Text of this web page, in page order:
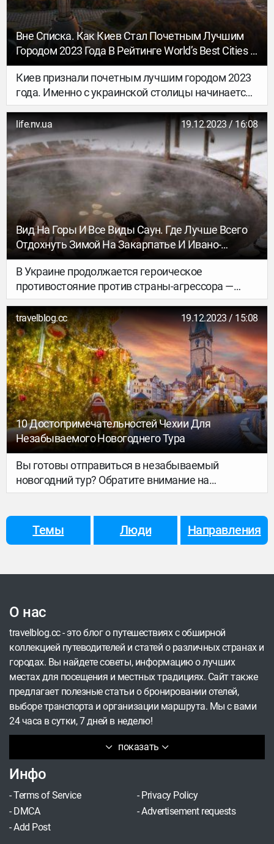
Вне Списка. Как Киев Стал Почетным Лучшим
Городом 2023 Года В Рейтинге World’s Best Cities И
Признан «маяком Мужества И Стойкости»
Киев признали почетным лучшим городом 2023
года. Именно с украинской столицы начинается
ежегодный рейтинг лучших крупных городов
мира World’s Best Cities, составленный
консалтинговым агентством Resonance.
life.nv.ua 19.12.2023 / 16:08
Вид На Горы И Все Виды Саун. Где Лучше Всего
Отдохнуть Зимой На Закарпатье И Ивано-
Франковщине
В Украине продолжается героическое
противостояние против страны-агрессора —
России. Как военным, так и тем, кто держит тыл,
нужен отдых и качественное восстановление.
Рассказываем, как это сделать в самом сердце
Карпат.
travelblog.cc 19.12.2023 / 15:08
10 Достопримечательностей Чехии Для
Незабываемого Новогоднего Тура
Вы готовы отправиться в незабываемый
новогодний тур? Обратите внимание на
очаровательную страну Чехию. Чехия с ее
яркой культурой может многое предложить
путешественникам, ищущим уникальные
Темы Люди Направления
О нас
показать
travelblog.cc - это блог о путешествиях с обширной
коллекцией путеводителей и статей о различных странах и
городах. Вы найдете советы, информацию о лучших
местах для посещения и местных традициях. Сайт также
предлагает полезные статьи о бронировании отелей,
выборе транспорта и организации маршрута. Мы с вами
24 часа в сутки, 7 дней в неделю!
Инфо
-Terms of Service - Privacy Policy
- DMCA -Advertisement requests
-Add Post